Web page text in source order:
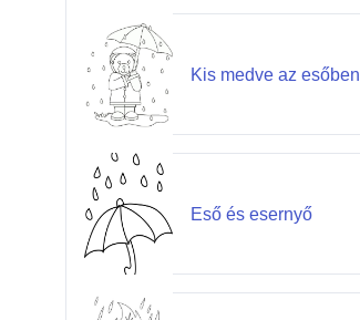
Kis medve az esőben
Eső és esernyő